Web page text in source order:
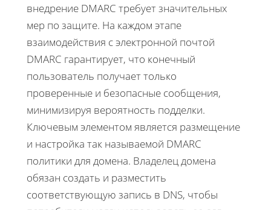
внедрение DMARC требует значительных
мер по защите. На каждом этапе
взаимодействия с электронной почтой
DMARC гарантирует, что конечный
пользователь получает только
проверенные и безопасные сообщения,
минимизируя вероятность подделки.
Ключевым элементом является размещение
и настройка так называемой DMARC
политики для домена. Владелец домена
обязан создать и разместить
соответствующую запись в DNS, чтобы